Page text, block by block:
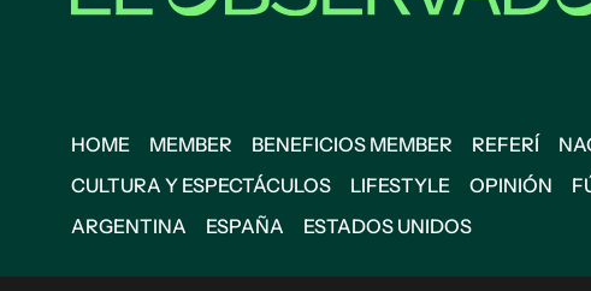
HOME MEMBER BENEFICIOS MEMBER REFERÍ
CULTURA Y ESPECTÁCULOS
LIFESTYLE OPINIÓN
ARGENTINA
ESPAÑA ESTADOS UNIDOS